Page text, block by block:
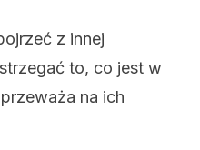
z innej
to, co jest w
na ich